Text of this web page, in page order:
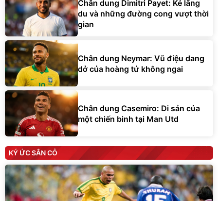
Chân dung Dimitri Payet: Kẻ lãng
du và những đường cong vượt thời
gian
Chân dung Neymar: Vũ điệu dang
dở của hoàng tử không ngai
Chân dung Casemiro: Di sản của
một chiến binh tại Man Utd
KÝ ỨC SÂN CỎ